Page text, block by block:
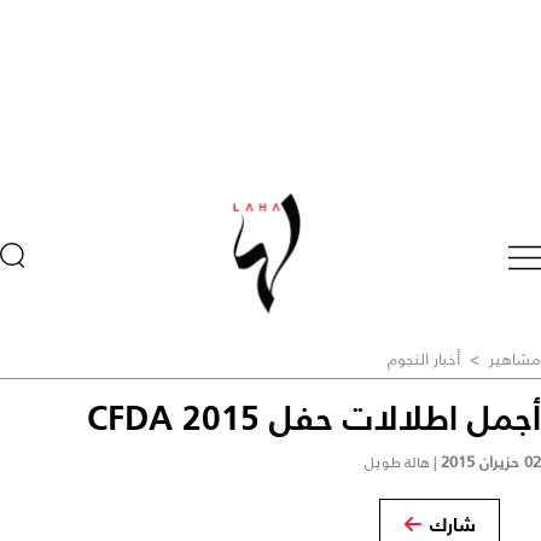
مشاهير > أخبار النجوم
أجمل اطلالات حفل CFDA 2015
02 حزيران 2015 |هالة طويل
شارك